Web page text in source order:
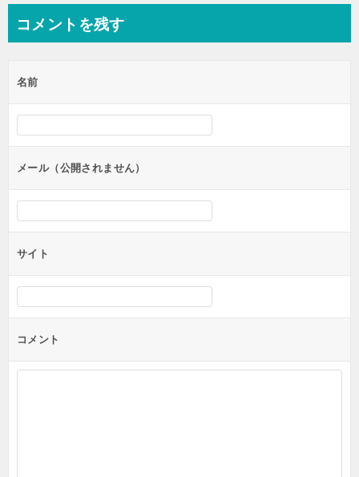
ビ
ー
シ
ン
コメントを残す
名前
メール（公開されません）
サイト
コメント